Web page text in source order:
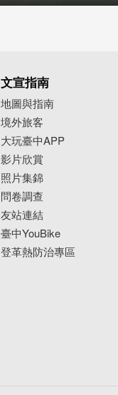
文宣指南
地圖與指南
境外旅客
大玩臺中APP
影片欣賞
照片集錦
問卷調查
友站連結
臺中YouBike
登革熱防治專區